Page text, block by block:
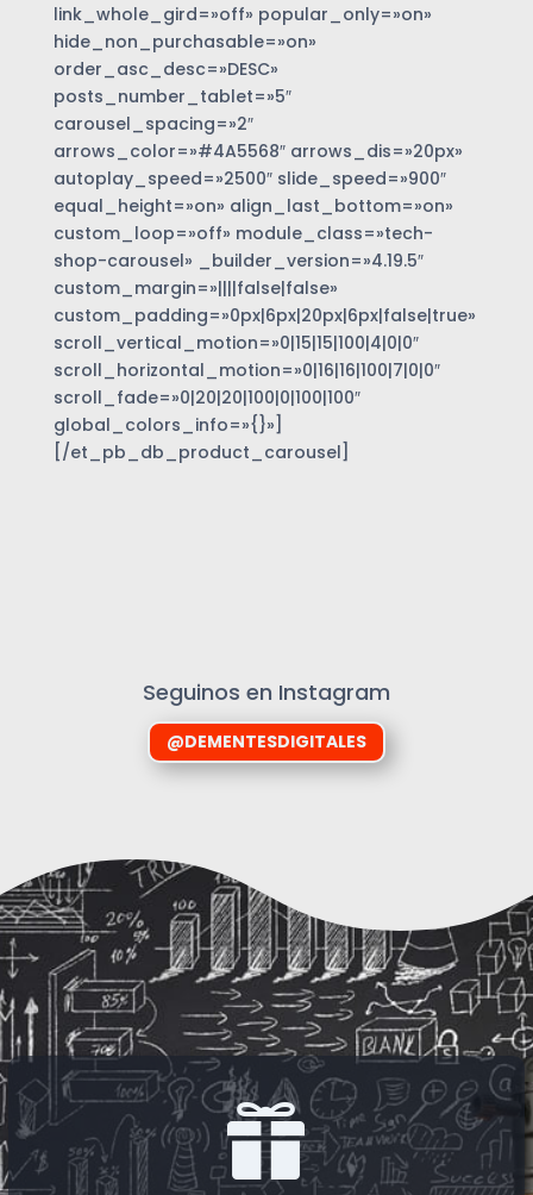
link_whole_gird=»off» popular_only=»on»
hide_non_purchasable=»on»
order_asc_desc=»DESC»
posts_number_tablet=»5″
carousel_spacing=»2″
arrows_color=»#4A5568″ arrows_dis=»20px»
autoplay_speed=»2500″ slide_speed=»900″
equal_height=»on» align_last_bottom=»on»
custom_loop=»off» module_class=»tech-
shop-carousel» _builder_version=»4.19.5″
custom_margin=»||||false|false»
custom_padding=»0px|6px|20px|6px|false|true»
scroll_vertical_motion=»0|15|15|100|4|0|0″
scroll_horizontal_motion=»0|16|16|100|7|0|0″
scroll_fade=»0|20|20|100|0|100|100″
global_colors_info=»{}»]
[/et_pb_db_product_carousel]
Seguinos en Instagram
@DEMENTESDIGITALES
